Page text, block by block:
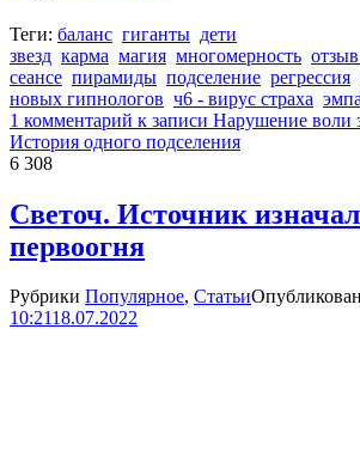
Теги: баланс гиганты дети
звезд карма магия многомерность
сеансе пирамиды подселение регрессия
новых гипнологов ч6 - вирус страха
1 комментарий к записи Нарушение воли
История одного подселения
6 308
Светоч. Источник
первоогня
Рубрики Популярное, Статьи
10:2118.07.2022